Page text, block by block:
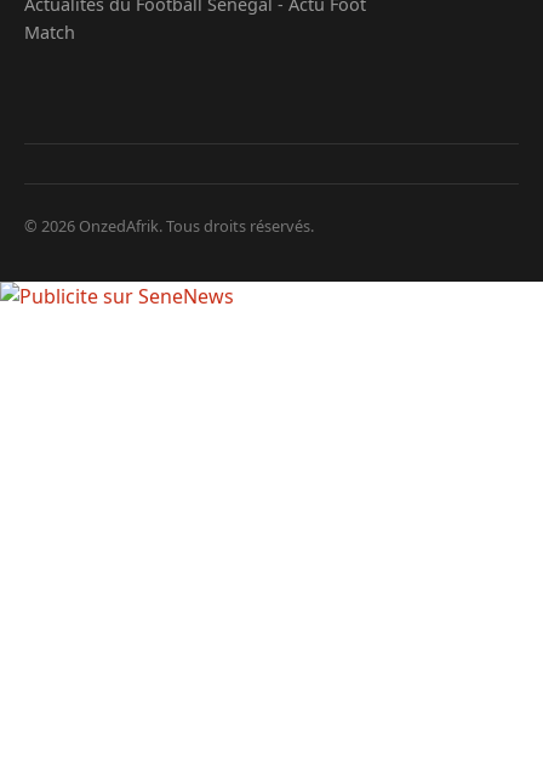
Match
© 2026 OnzedAfrik. Tous droits réservés.